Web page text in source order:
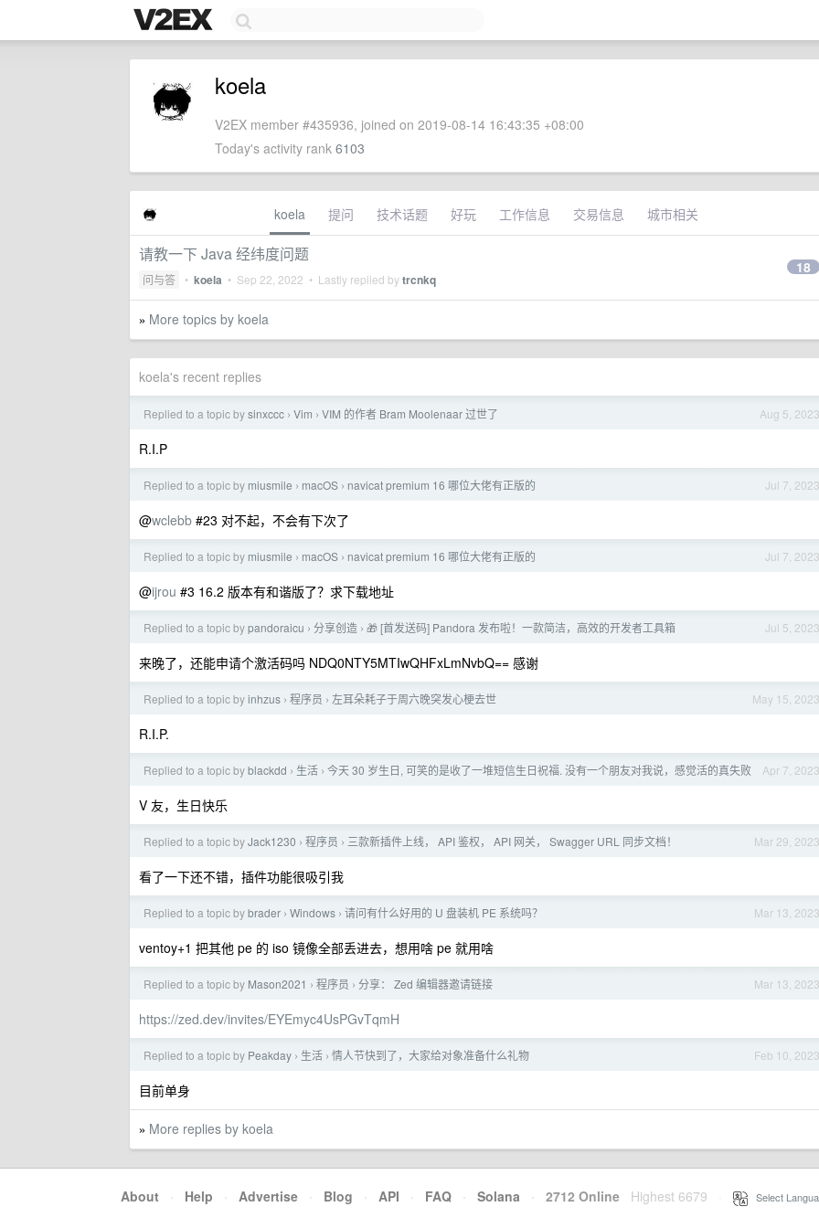
koela
V2EX member #435936, joined on 2019-08-14 16:43:35 +08:00
Today's activity rank 6103
koela 提问 技术话题 好玩 工作信息 交易信息 城市相关
请教一下 Java 经纬度问题
问与答 • koela • Sep 22, 2022 • Lastly replied bytrcnkq
18
» More topics by koela
koela's recent replies
Aug 5, 2023
Replied to a topic bysinxccc › Vim › VIM 的作者 Bram Moolenaar 过世了
R.I.P
Jul 7, 2023
Replied to a topic by miusmile › macOS › navicat premium 16 哪位大佬有正版的
@wclebb #23 对不起，不会有下次了
Jul 7, 2023
Replied to a topic by miusmile › macOS › navicat premium 16 哪位大佬有正版的
@ijrou #3 16.2 版本有和谐版了？求下载地址
Jul 5, 2023
Replied to a topic bypandoraicu › 分享创造 › 🎁 [首发送码] Pandora 发布啦！一款简洁，高效的开发者工具箱
来晚了，还能申请个激活码吗 NDQ0NTY5MTIwQHFxLmNvbQ== 感谢
May 15, 2023
Replied to a topic byinhzus › 程序员 › 左耳朵耗子于周六晚突发心梗去世
R.I.P.
Apr 7, 2023
Replied to a topic byblackdd › 生活 › 今天 30 岁生日, 可笑的是收了一堆短信生日祝福. 没有一个朋友对我说，感觉活的真失败
V 友，生日快乐
Mar 29, 2023
Replied to a topic byJack1230 › 程序员 › 三款新插件上线， API 鉴权， API 网关， Swagger URL 同步文档！
看了一下还不错，插件功能很吸引我
Mar 13, 2023
Replied to a topic bybrader › Windows › 请问有什么好用的 U 盘装机 PE 系统吗？
ventoy+1 把其他 pe 的 iso 镜像全部丢进去，想用啥 pe 就用啥
Mar 13, 2023
Replied to a topic by Mason2021 › 程序员 › 分享： Zed 编辑器邀请链接
https://zed.dev/invites/EYEmyc4UsPGvTqmH
Feb 10, 2023
Replied to a topic by Peakday › 生活 › 情人节快到了，大家给对象准备什么礼物
目前单身
» More replies by koela
About · Help · Advertise · Blog · API · FAQ · Solana · 2712 Online Highest 6679 Select